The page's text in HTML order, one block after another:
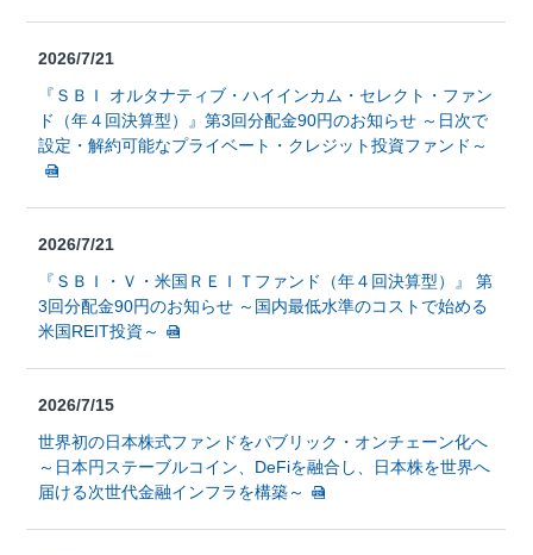
2026/7/21
『ＳＢＩ オルタナティブ・ハイインカム・セレクト・ファン
ド（年４回決算型）』第3回分配金90円のお知らせ ～日次で
設定・解約可能なプライベート・クレジット投資ファンド～
2026/7/21
『ＳＢＩ・Ｖ・米国ＲＥＩＴファンド（年４回決算型）』 第
3回分配金90円のお知らせ ～国内最低水準のコストで始める
米国REIT投資～
2026/7/15
世界初の日本株式ファンドをパブリック・オンチェーン化へ
～日本円ステーブルコイン、DeFiを融合し、日本株を世界へ
届ける次世代金融インフラを構築～